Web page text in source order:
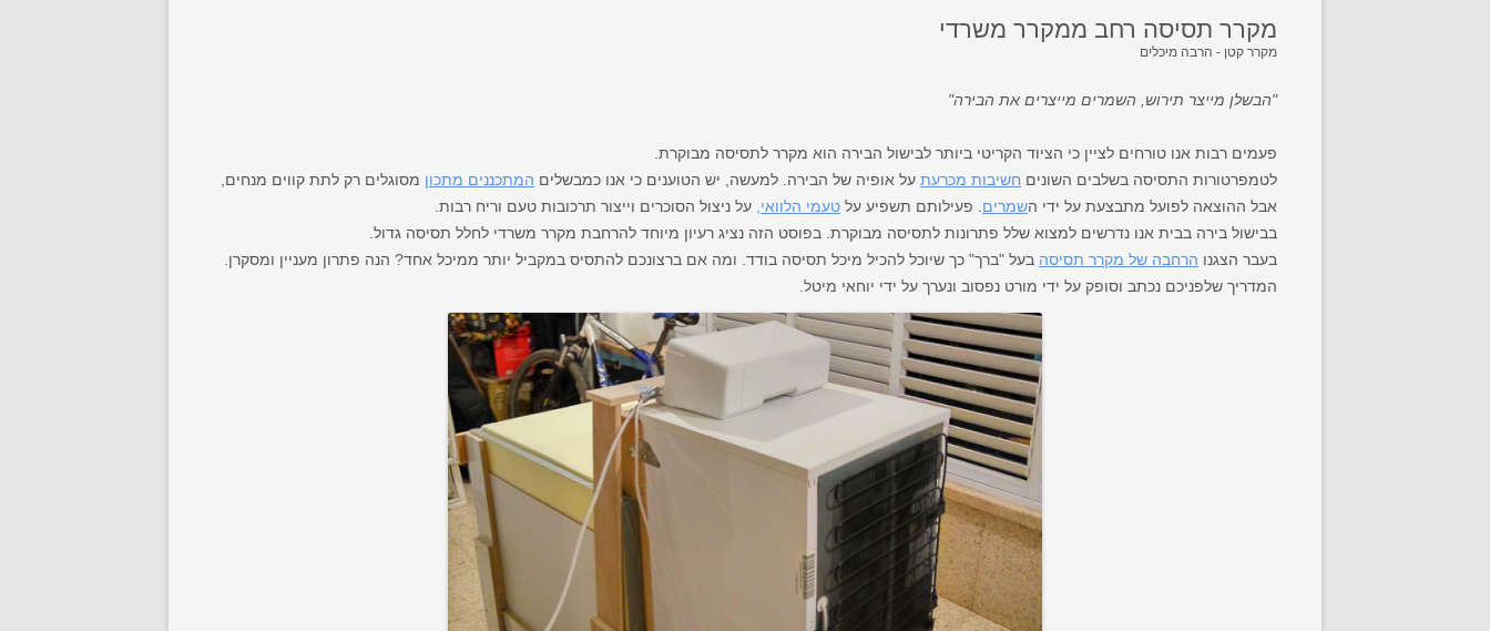
מקרר תסיסה רחב ממקרר משרדי
מקרר קטן - הרבה מיכלים
"הבשלן מייצר תירוש, השמרים מייצרים את הבירה"
פעמים רבות אנו טורחים לציין כי הציוד הקריטי ביותר לבישול הבירה הוא מקרר לתסיסה מבוקרת.
לטמפרטורות התסיסה בשלבים השונים חשיבות מכרעת על אופיה של הבירה. למעשה, יש הטוענים כי אנו כמבשלים המתכננים מתכון מסוגלים רק לתת קווים מנחים,
אבל ההוצאה לפועל מתבצעת על ידי השמרים . פעילותם תשפיע על טעמי הלוואי, על ניצול הסוכרים וייצור תרכובות טעם וריח רבות.
בבישול בירה בבית אנו נדרשים למצוא שלל פתרונות לתסיסה מבוקרת. בפוסט הזה נציג רעיון מיוחד להרחבת מקרר משרדי לחלל תסיסה גדול.
בעבר הצגנו הרחבה של מקרר תסיסה בעל "ברך" כך שיוכל להכיל מיכל תסיסה בודד. ומה אם ברצונכם להתסיס במקביל יותר ממיכל אחד? הנה פתרון מעניין ומסקרן.
המדריך שלפניכם נכתב וסופק על ידי מורט נפסוב ונערך על ידי יוחאי מיטל.